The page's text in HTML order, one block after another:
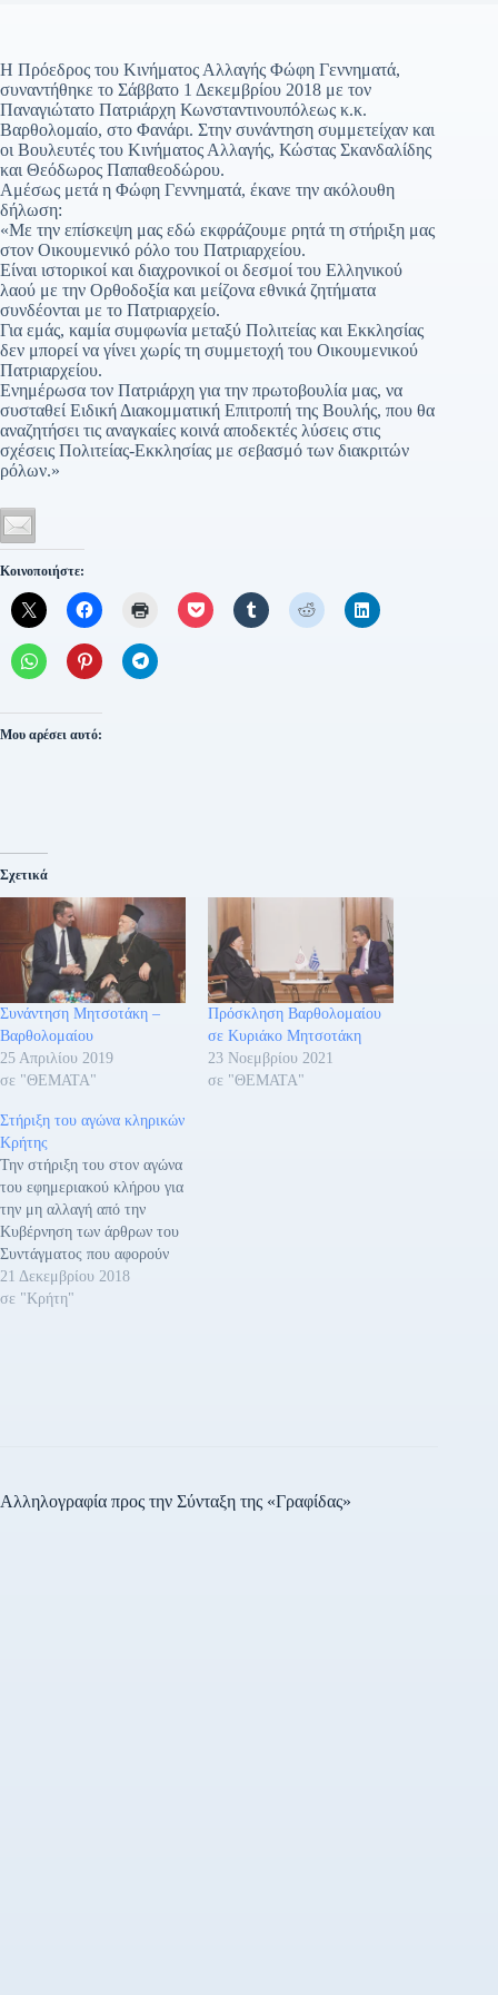
H Πρόεδρος του Κινήματος Αλλαγής Φώφη Γεννηματά,
συναντήθηκε το Σάββατο 1 Δεκεμβρίου 2018 με τον
Παναγιώτατο Πατριάρχη Κωνσταντινουπόλεως κ.κ.
Βαρθολομαίο, στο Φανάρι. Στην συνάντηση συμμετείχαν και
οι Βουλευτές του Κινήματος Αλλαγής, Κώστας Σκανδαλίδης
και Θεόδωρος Παπαθεοδώρου.
Αμέσως μετά η Φώφη Γεννηματά, έκανε την ακόλουθη
δήλωση:
«Με την επίσκεψη μας εδώ εκφράζουμε ρητά τη στήριξη μας
στον Οικουμενικό ρόλο του Πατριαρχείου.
Είναι ιστορικοί και διαχρονικοί οι δεσμοί του Ελληνικού
λαού με την Ορθοδοξία και μείζονα εθνικά ζητήματα
συνδέονται με το Πατριαρχείο.
Για εμάς, καμία συμφωνία μεταξύ Πολιτείας και Εκκλησίας
δεν μπορεί να γίνει χωρίς τη συμμετοχή του Οικουμενικού
Πατριαρχείου.
Ενημέρωσα τον Πατριάρχη για την πρωτοβουλία μας, να
συσταθεί Ειδική Διακομματική Επιτροπή της Βουλής, που θα
αναζητήσει τις αναγκαίες κοινά αποδεκτές λύσεις στις
σχέσεις Πολιτείας-Εκκλησίας με σεβασμό των διακριτών
ρόλων.»
Κοινοποιήστε:
Μου αρέσει αυτό:
Σχετικά
Συνάντηση Μητσοτάκη –
Βαρθολομαίου
25 Απριλίου 2019
σε "ΘΕΜΑΤΑ"
Πρόσκληση Βαρθολομαίου
σε Κυριάκο Μητσοτάκη
23 Νοεμβρίου 2021
σε "ΘΕΜΑΤΑ"
Στήριξη του αγώνα κληρικών
Κρήτης
Την στήριξη του στον αγώνα
του εφημεριακού κλήρου για
την μη αλλαγή από την
Κυβέρνηση των άρθρων του
Συντάγματος που αφορούν
την Ορθόδοξη Εκκλησία και
του Νόμου για το ισχύων
21 Δεκεμβρίου 2018
σε "Κρήτη"
Αλληλογραφία προς την Σύνταξη της «Γραφίδας»